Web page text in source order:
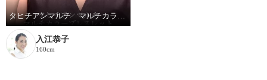
入江恭子
160cm